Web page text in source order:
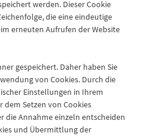
werden. Dieser Cookie
die eine eindeutige
erneuten Aufrufen der Website
gespeichert. Daher haben Sie
von Cookies. Durch die
Einstellungen in Ihrem
Setzen von Cookies
die Annahme einzeln entscheiden
und Übermittlung der